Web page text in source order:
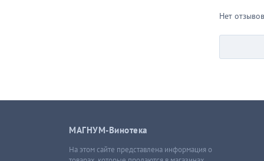
Нет отзывов
МАГНУМ-Винотека
На этом сайте представлена информация о